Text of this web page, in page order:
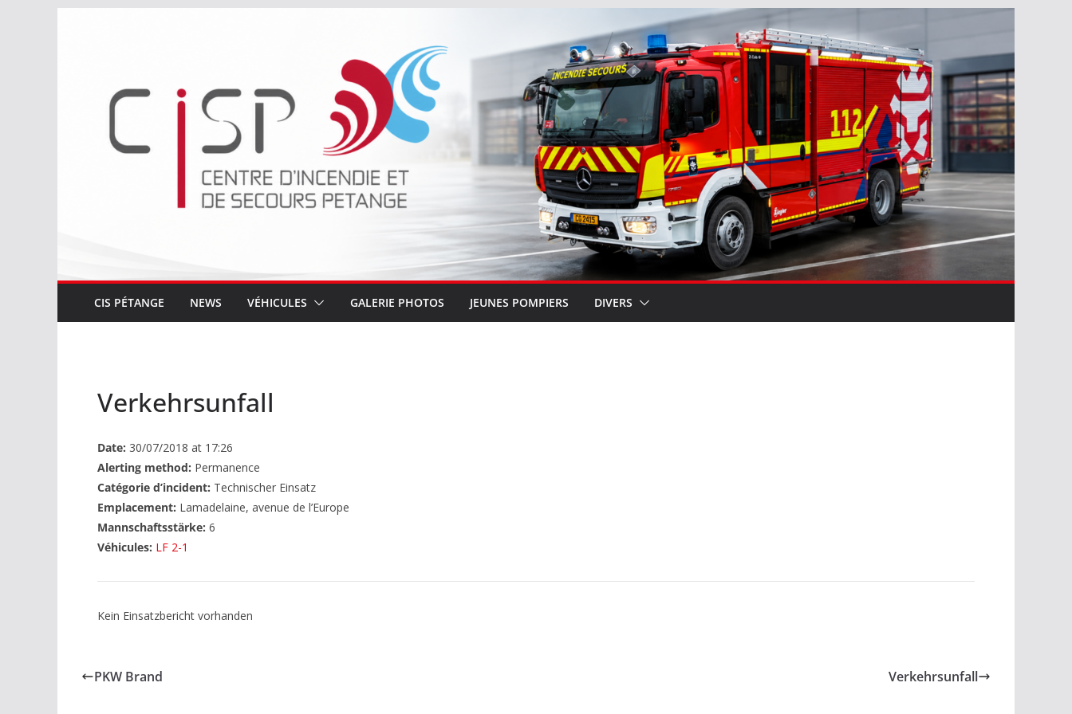
CIS PÉTANGE NEWS VÉHICULES GALERIE PHOTOS JEUNES POMPIERS DIVERS
Verkehrsunfall
Date: 30/07/2018 at 17:26
Alerting method: Permanence
Catégorie d’incident: Technischer Einsatz
Emplacement: Lamadelaine, avenue de l’Europe
Mannschaftsstärke: 6
Véhicules: LF 2-1
Kein Einsatzbericht vorhanden
PKW Brand Verkehrsunfall